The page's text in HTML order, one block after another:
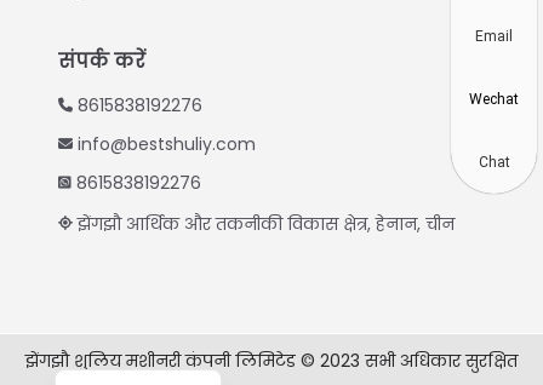
संपर्क करें
8615838192276
info@bestshuliy.com
8615838192276
झेंगझौ आर्थिक और तकनीकी विकास क्षेत्र, हेनान, चीन
झेंगझौ शुलिय मशीनरी कंपनी लिमिटेड © 2023 सभी अधिकार सुरक्षित
English
Korean Email
Wechat
Chat